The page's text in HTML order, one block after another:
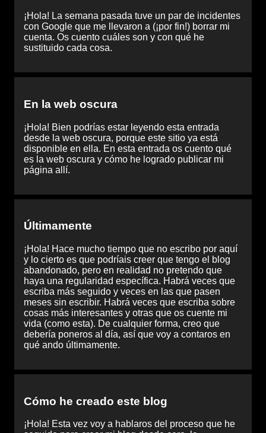
¡Hola! La semana pasada tuve un par de incidentes
con Google que me llevaron a (¡por fin!) borrar mi
cuenta. Os cuento cuáles son y con qué he
sustituido cada cosa.
En la web oscura
¡Hola! Bien podrías estar leyendo esta entrada
desde la web oscura, porque este sitio ya está
disponible en ella. En esta entrada os cuento qué
es la web oscura y cómo he logrado publicar mi
página allí.
Últimamente
¡Hola! Hace mucho tiempo que no escribo por aquí
y lo cierto es que podríais creer que tengo el blog
abandonado, pero en realidad no pretendo que
haya una regularidad específica. Habrá veces que
escriba más seguido y veces en las que pasen
meses sin escribir. Habrá veces que escriba sobre
cosas más interesantes y otras que os cuente mi
vida (como esta). De cualquier forma, creo que
debería poneros al día, así que voy a contaros en
qué ando últimamente.
Cómo he creado este blog
¡Hola! Esta vez voy a hablaros del proceso que he